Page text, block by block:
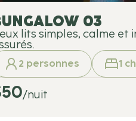
03
lits simples, calme et
2 personnes 1
50/nuit